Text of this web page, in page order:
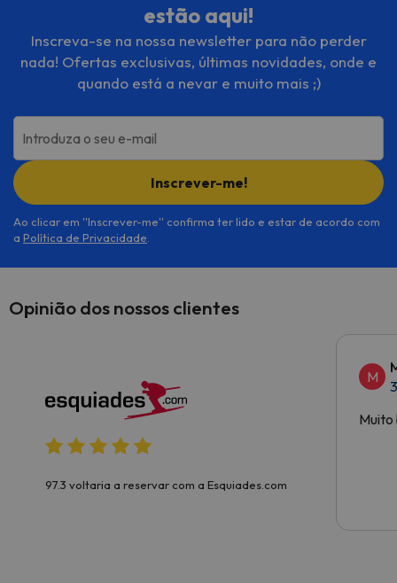
estão aqui!
Inscreva-se na nossa newsletter para não perder
nada! Ofertas exclusivas, últimas novidades, onde e
quando está a nevar e muito mais ;)
Introduza o seu e-mail
Inscrever-me!
Ao clicar em ''Inscrever-me'' confirma ter lido e estar de acordo com
a Política de Privacidade
Opinião dos nossos clientes
97.3 voltaria a reservar com a Esquiades.com
M
Muito